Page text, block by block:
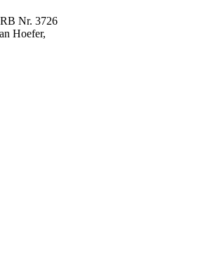
Nr. 3726
Hoefer,